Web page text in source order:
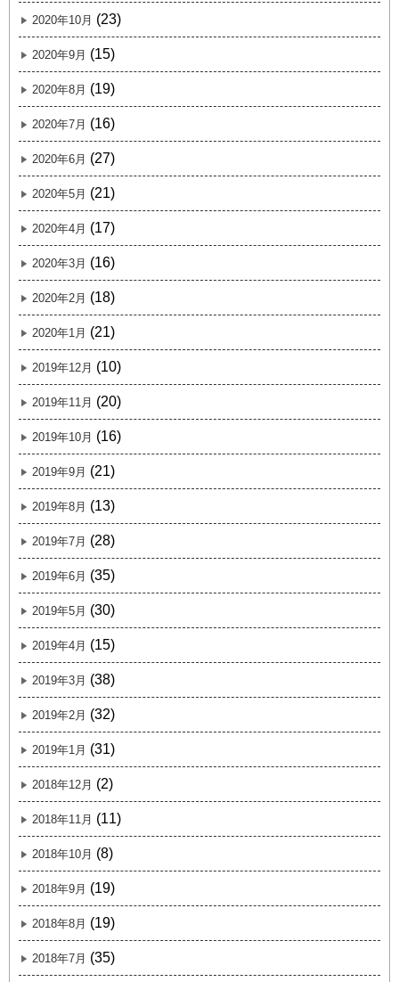
2020年10月 (23)
2020年9月 (15)
2020年8月 (19)
2020年7月 (16)
2020年6月 (27)
2020年5月 (21)
2020年4月 (17)
2020年3月 (16)
2020年2月 (18)
2020年1月 (21)
2019年12月 (10)
2019年11月 (20)
2019年10月 (16)
2019年9月 (21)
2019年8月 (13)
2019年7月 (28)
2019年6月 (35)
2019年5月 (30)
2019年4月 (15)
2019年3月 (38)
2019年2月 (32)
2019年1月 (31)
2018年12月 (2)
2018年11月 (11)
2018年10月 (8)
2018年9月 (19)
2018年8月 (19)
2018年7月 (35)